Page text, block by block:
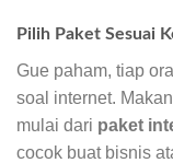
Pilih Paket Sesuai
Gue paham, tiap
soal internet.
mulai dari paket
cocok buat bisnis